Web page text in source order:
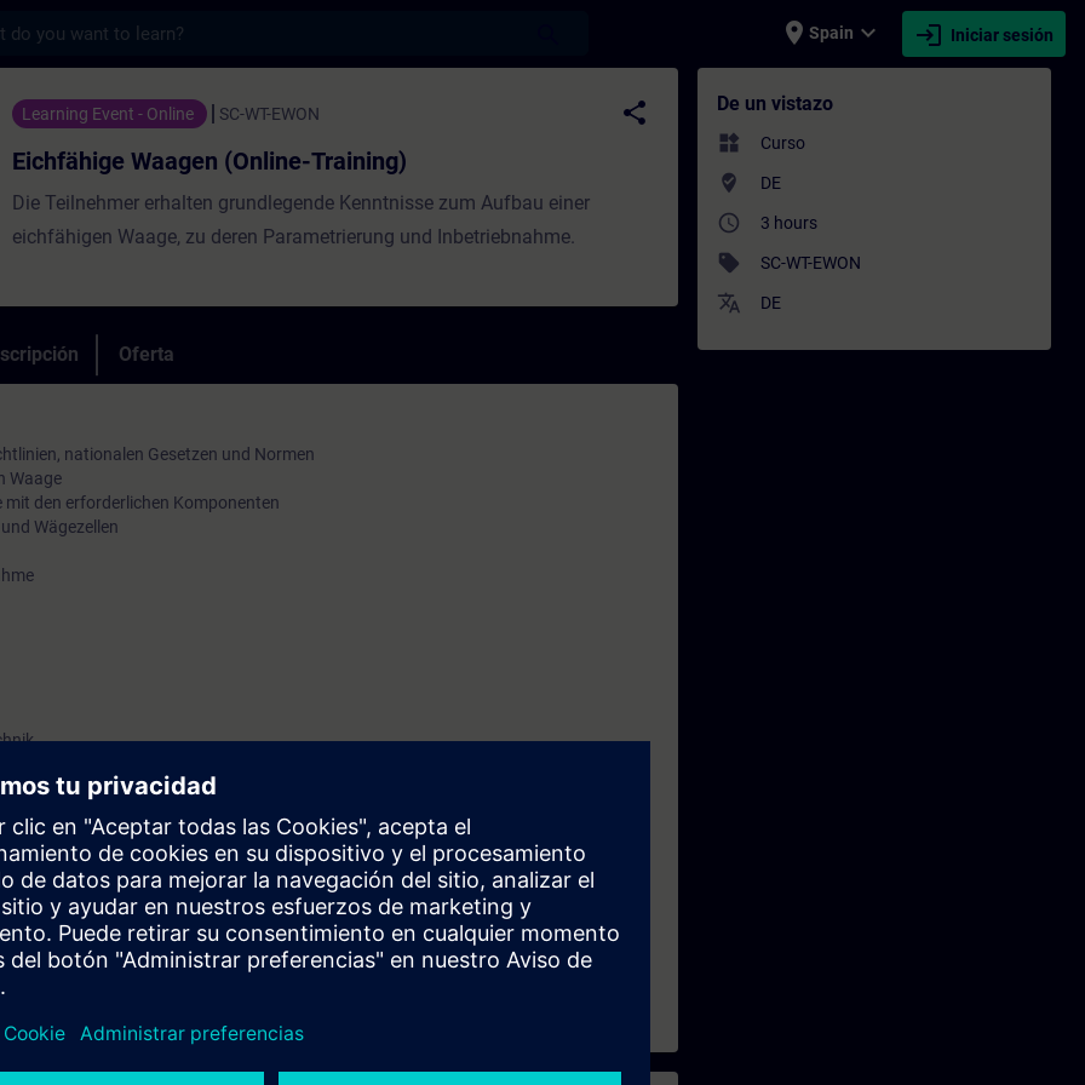
place Spain expand_more login Iniciar sesión
(Online-Training) - Entrenamiento - Capacitación - Capacitación profesional |
Learning Event - Online SC-WT-EWON
share
Eichfähige Waagen (Online-Training)
Die Teilnehmer erhalten grundlegende Kenntnisse zum Aufbau einer
eichfähigen Waage, zu deren Parametrierung und Inbetriebnahme.
Oferta
nationalen Gesetzen und Normen
Waage
den erforderlichen Komponenten
Wägezellen
Waagen ist von Vorteil
von eichfähigen Waagen
Planung
De un vistazo
widgets Curso
where_to_vote DE
access_time 3 hours
sell SC-WT-EWON
translate DE